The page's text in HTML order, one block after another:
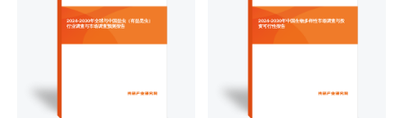
2024-2030年全球与中国益虫（有益昆虫）
行业调查与市场调查预测报告
2024-2030年中国生物多样性市场调查与投
资可行性报告